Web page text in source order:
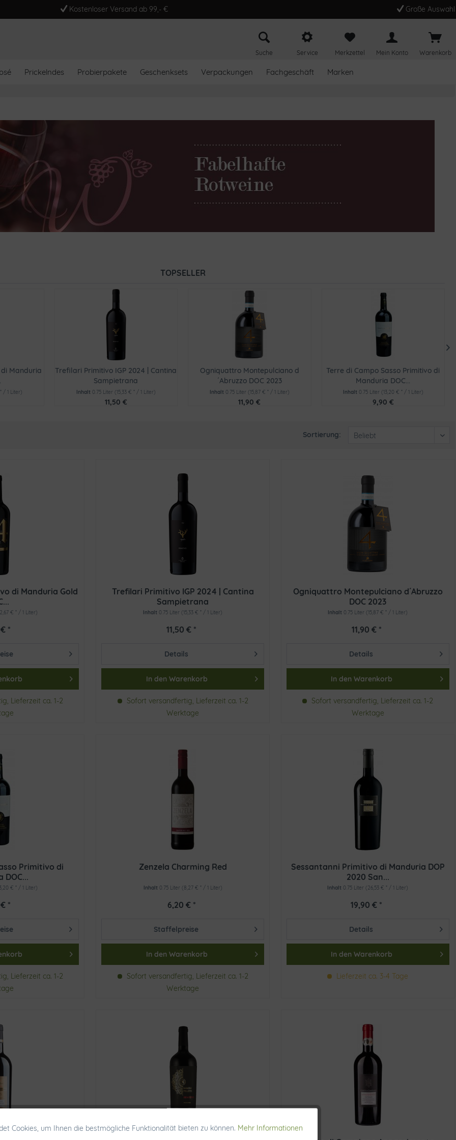
Kostenloser Versand ab 99,- € Große Auswahl
Suche Service Merkzettel Mein Konto Warenkorb
Prickelndes Probierpakete Geschenksets Verpackungen Fachgeschäft Marken
TOPSELLER
Manduria
/ 1 Liter)
Trefilari Primitivo IGP 2024 | Cantina
Sampietrana
Inhalt 0.75 Liter (15,33 € * / 1 Liter)
11,50 €
Ogniquattro Montepulciano d
´Abruzzo DOC 2023
Inhalt 0.75 Liter (15,87 € * / 1 Liter)
11,90 €
Terre di Campo Sasso Primitivo di
Manduria DOC...
Inhalt 0.75 Liter (13,20 € * / 1 Liter)
9,90 €
Sortierung:
di Manduria Gold
€ * / 1 Liter)
*
Lieferzeit ca. 1-2
Trefilari Primitivo IGP 2024 | Cantina
Sampietrana
Inhalt 0.75 Liter (15,33 € * / 1 Liter)
11,50 € *
Details
In den Warenkorb
Sofort versandfertig, Lieferzeit ca. 1-2
Werktage
Ogniquattro Montepulciano d´Abruzzo
DOC 2023
Inhalt 0.75 Liter (15,87 € * / 1 Liter)
11,90 € *
Details
In den Warenkorb
Sofort versandfertig, Lieferzeit ca. 1-2
Werktage
Primitivo di
DOC...
€ * / 1 Liter)
*
Lieferzeit ca. 1-2
Zenzela Charming Red
Inhalt 0.75 Liter (8,27 € * / 1 Liter)
6,20 € *
Staffelpreise
In den Warenkorb
Sofort versandfertig, Lieferzeit ca. 1-2
Werktage
Sessantanni Primitivo di Manduria DOP
2020 San...
Inhalt 0.75 Liter (26,53 € * / 1 Liter)
19,90 € *
Details
In den Warenkorb
Lieferzeit ca. 3-4 Tage
Aktiv
Cookies, um Ihnen die bestmögliche Funktionalität bieten zu können. Mehr Informationen